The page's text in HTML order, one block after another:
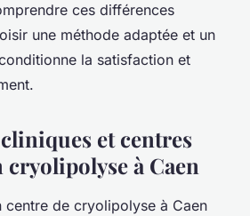
ces différences
une méthode adaptée et un
la satisfaction et
et centres
cryolipolyse à Caen
centre de cryolipolyse à Caen